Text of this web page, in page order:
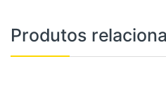
Produtos